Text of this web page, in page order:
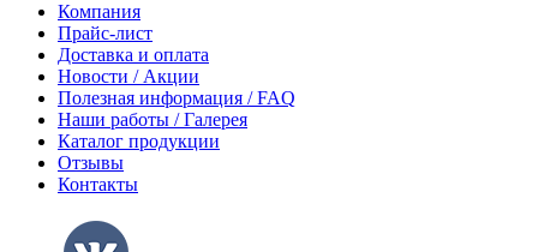
Компания
Прайс-лист
Доставка и оплата
Новости / Акции
Полезная информация / FAQ
Наши работы / Галерея
Каталог продукции
Отзывы
Контакты